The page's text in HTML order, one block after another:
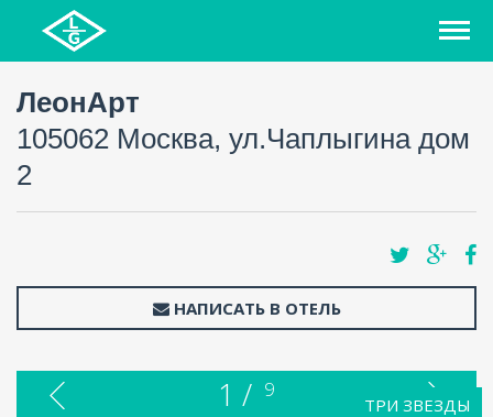
ЛеонАрт
105062 Москва, ул.Чаплыгина дом
2
НАПИСАТЬ В ОТЕЛЬ
ТРИ ЗВЕЗДЫ
1 / 9